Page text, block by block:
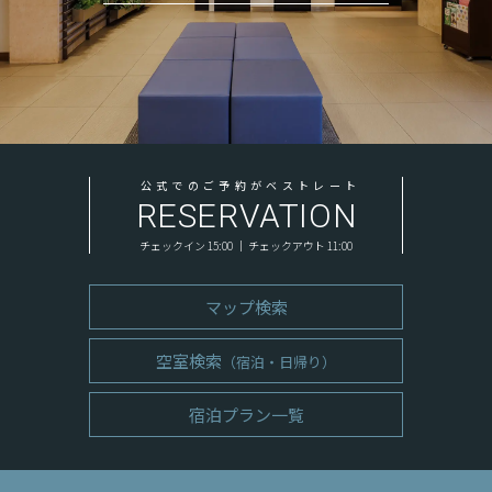
公式でのご予約がベストレート
RESERVATION
チェックイン 15:00 ｜ チェックアウト 11:00
マップ検索
空室検索 （宿泊・日帰り）
宿泊プラン一覧